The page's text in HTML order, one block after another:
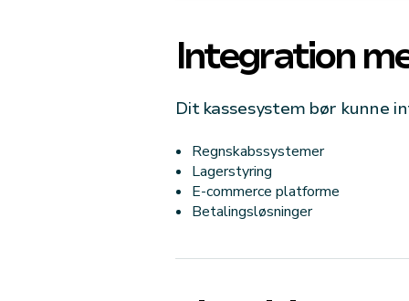
Integration
Dit kassesystem bør kunne
Regnskabssystemer
Lagerstyring
E-commerce platforme
Betalingsløsninger